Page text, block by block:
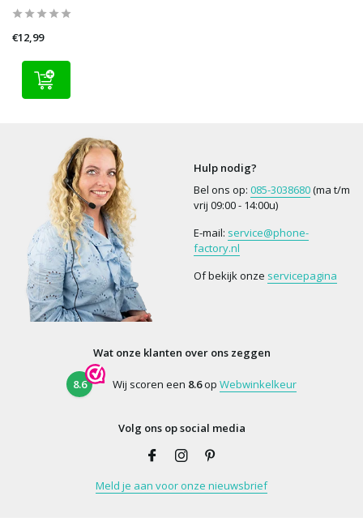
€12,99
Hulp nodig?
Bel ons op: 085-3038680(ma t/m
vrij 09:00 - 14:00u)
E-mail: service@phone-
factory.nl
Of bekijk onze servicepagina
Wat onze klanten over ons zeggen
8.6 Wij scoren een 8.6op Webwinkelkeur
Volg ons op social media
Meld je aan voor onze nieuwsbrief